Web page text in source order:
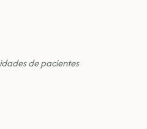
de pacientes